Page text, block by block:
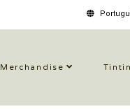
Merchandise Tintin